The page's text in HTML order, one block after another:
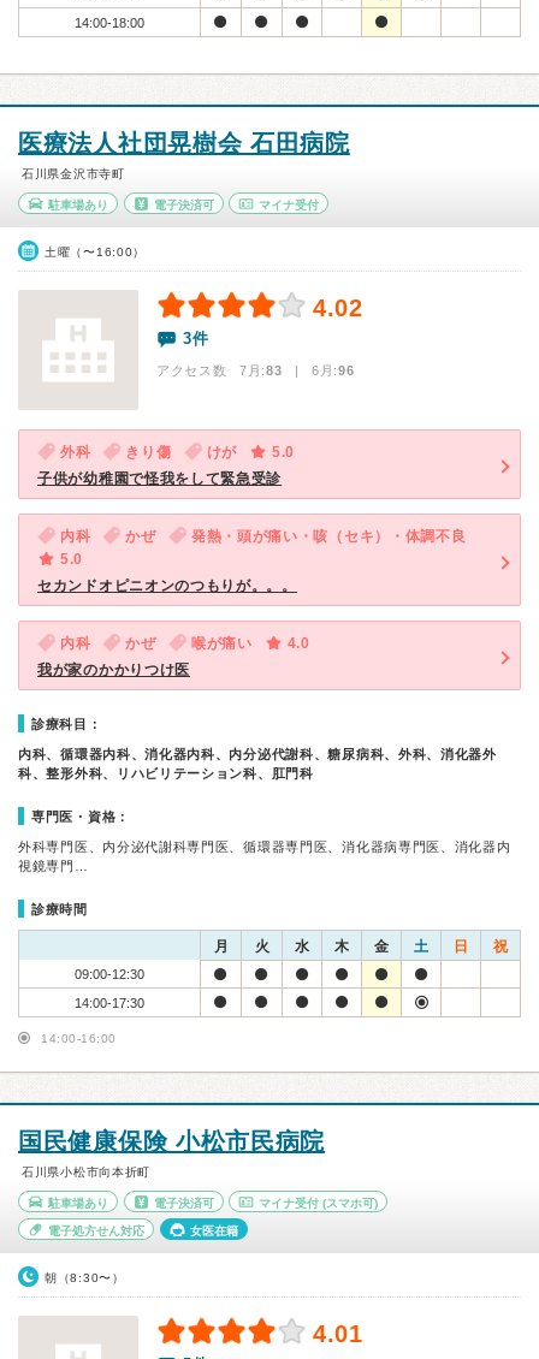
14:00-18:00
医療法人社団晃樹会 石田病院
石川県金沢市寺町
駐車場あり 電子決済可 マイナ受付
土曜（〜16:00）
4.02
3件
アクセス数 7月:83 | 6月:96
外科 きり傷 けが
5.0
子供が幼稚園で怪我をして緊急受診
内科 かぜ
発熱・頭が痛い・咳（セキ）・体調不良
5.0
セカンドオピニオンのつもりが。。。
内科 かぜ 喉が痛い
4.0
我が家のかかりつけ医
診療科目：
内科、循環器内科、消化器内科、内分泌代謝科、糖尿病科、外科、消化器外
科、整形外科、リハビリテーション科、肛門科
専門医・資格：
外科専門医、内分泌代謝科専門医、循環器専門医、消化器病専門医、消化器内
視鏡専門…
診療時間
月 火 水 木 金 土 日 祝
09:00-12:30
14:00-17:30
14:00-16:00
国民健康保険 小松市民病院
石川県小松市向本折町
駐車場あり 電子決済可 マイナ受付 (スマホ可)
電子処方せん対応 女医在籍
朝（8:30〜）
4.01